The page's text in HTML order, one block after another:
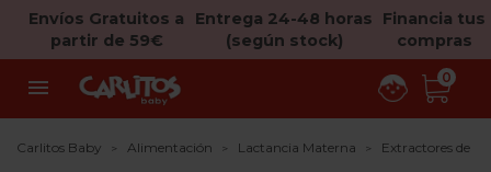
Envíos Gratuitos a
partir de 59€
Entrega 24-48 horas
(según stock)
Financia tus
compras
 0
Carlitos Baby Alimentación Lactancia Materna Extractores de